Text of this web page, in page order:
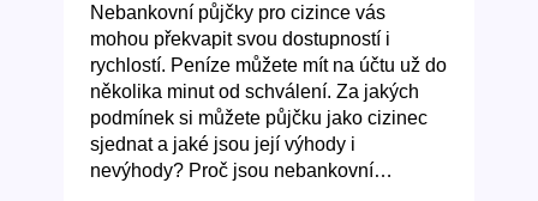
Nebankovní půjčky pro cizince vás
mohou překvapit svou dostupností i
rychlostí. Peníze můžete mít na účtu už do
několika minut od schválení. Za jakých
podmínek si můžete půjčku jako cizinec
sjednat a jaké jsou její výhody i
nevýhody? Proč jsou nebankovní…